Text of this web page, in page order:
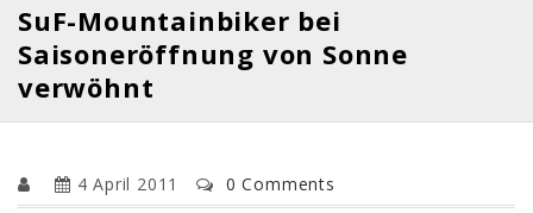
SuF-Mountainbiker bei
Saisoneröffnung von Sonne
verwöhnt
4 April 2011 0 Comments